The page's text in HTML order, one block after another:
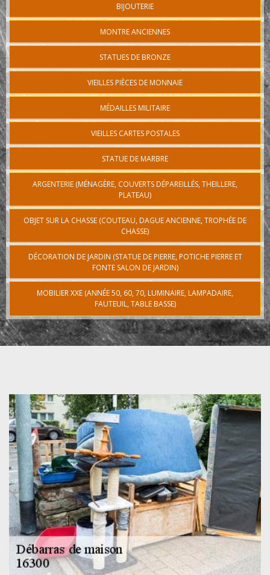
BIJOUTERIE
MONTRE ANCIENNES
STATUES DE BRONZE
VIEILLES PIÈCES DE MONNAIE
MÉDAILLES MILITAIRE
VIEILLES CARTES POSTALES
STATUE DE MARBRE
ARGENTERIE (MÉNAGÈRE, COUVERTS DÉPAREILLÉS, THEILLERE,
PLATEAU)
OBJET SUR LA CHASSE (COUTEAU, DAGUE ANCIENNE, TROPHÉE DE
CHASSE)
DÉCORATION DE JARDIN (STATUE DE PIERRE, POTICHE PIERRE ET
FONTE SALON DE JARDIN)
MOBILIER XXE (ANNÉE 50, 60, 70, LUMINAIRE, LAMPADAIRE,
FAUTEUIL, TABLE BASSE)